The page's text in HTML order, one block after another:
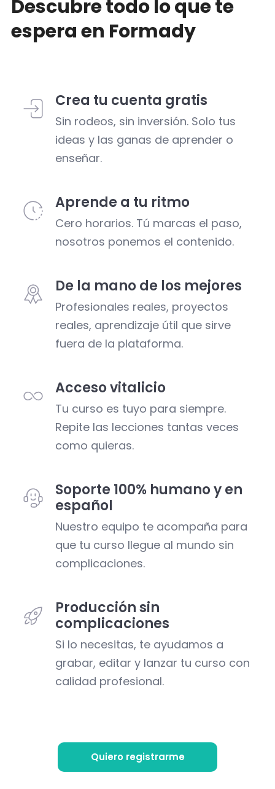
Descubre todo lo que te
espera en Formady
Crea tu cuenta gratis
Sin rodeos, sin inversión. Solo tus
ideas y las ganas de aprender o
enseñar.
Aprende a tu ritmo
Cero horarios. Tú marcas el paso,
nosotros ponemos el contenido.
De la mano de los mejores
Profesionales reales, proyectos
reales, aprendizaje útil que sirve
fuera de la plataforma.
Acceso vitalicio
Tu curso es tuyo para siempre.
Repite las lecciones tantas veces
como quieras.
Soporte 100% humano y en
español
Nuestro equipo te acompaña para
que tu curso llegue al mundo sin
complicaciones.
Producción sin
complicaciones
Si lo necesitas, te ayudamos a
grabar, editar y lanzar tu curso con
calidad profesional.
Quiero registrarme